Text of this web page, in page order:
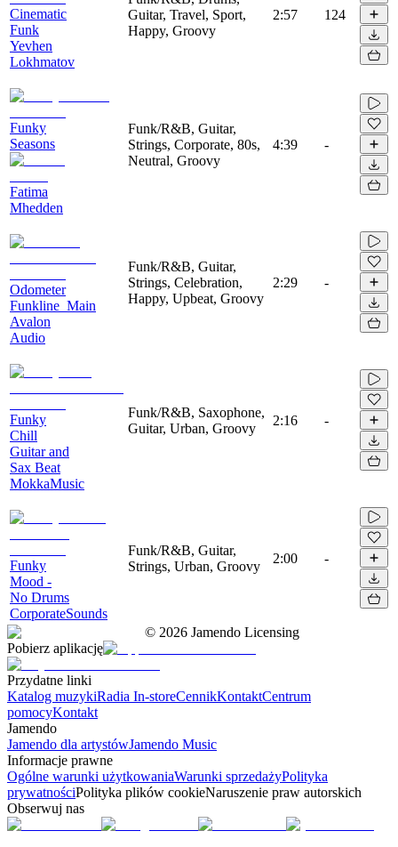
Cinematic
Funk
Yevhen
Lokhmatov
Guitar, Travel, Sport,
Happy, Groovy
2:57 124
Funky
Seasons
Fatima
Mhedden
Funk/R&B, Guitar,
Strings, Corporate, 80s,
Neutral, Groovy
4:39 -
Odometer
Funkline_Main
Avalon
Audio
Funk/R&B, Guitar,
Strings, Celebration,
Happy, Upbeat, Groovy
2:29 -
Funky
Chill
Guitar and
Sax Beat
MokkaMusic
Funk/R&B, Saxophone,
Guitar, Urban, Groovy
2:16 -
Funky
Mood -
No Drums
CorporateSounds
Funk/R&B, Guitar,
Strings, Urban, Groovy
2:00 -
© 2026 Jamendo Licensing
Pobierz aplikację
Przydatne linki
Katalog muzykiRadia In-storeCennikKontaktCentrum
pomocyKontakt
Jamendo
Jamendo dla artystówJamendo Music
Informacje prawne
Ogólne warunki użytkowaniaWarunki sprzedażyPolityka
prywatnościPolityka plików cookieNaruszenie praw autorskich
Obserwuj nas